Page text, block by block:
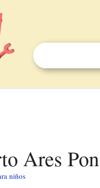
Ares
niños